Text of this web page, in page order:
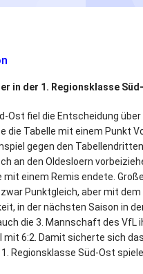
in der 1. Regionsklasse
Ost fiel die Entscheidung
die Tabelle mit einem Punkt
gegen den
an den Oldesloern
einem Remis endete.
Punktgleich, aber mit
in der nächsten Saison in
die 3. Mannschaft des
6:2. Damit sicherte sich
Regionsklasse Süd-Ost